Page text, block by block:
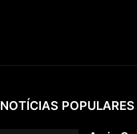
NOTÍCIAS POPULARES